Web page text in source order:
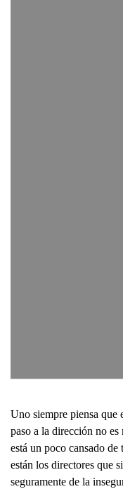
Uno siempre piensa que
paso a la dirección no
está un poco cansado
están los directores que
seguramente de la